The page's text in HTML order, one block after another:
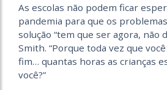
As escolas não podem ficar
pandemia para que os
solução “tem que ser agora, não
Smith. “Porque toda vez que
fim… quantas horas as crianças
você?”